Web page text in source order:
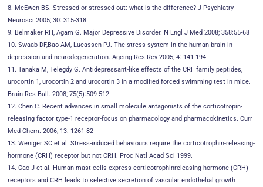
8. McEwen BS. Stressed or stressed out: what is the difference? J Psychiatry
Neurosci 2005; 30: 315-318
9. Belmaker RH, Agam G. Major Depressive Disorder. N Engl J Med 2008; 358:55-68
10. Swaab DF,Bao AM, Lucassen PJ. The stress system in the human brain in
depression and neurodegeneration. Ageing Res Rev 2005; 4: 141-194
11. Tanaka M, Telegdy G. Antidepressant-like effects of the CRF family peptides,
urocortin 1, urocortin 2 and urocortin 3 in a modified forced swimming test in mice.
Brain Res Bull. 2008; 75(5):509-512
12. Chen C. Recent advances in small molecule antagonists of the corticotropin-
releasing factor type-1 receptor-focus on pharmacology and pharmacokinetics. Curr
Med Chem. 2006; 13: 1261-82
13. Weniger SC et al. Stress-induced behaviours require the corticotrophin-releasing-
hormone (CRH) receptor but not CRH. Proc Natl Acad Sci 1999.
14. Cao J et al. Human mast cells express corticotrophinreleasing hormone (CRH)
receptors and CRH leads to selective secretion of vascular endothelial growth